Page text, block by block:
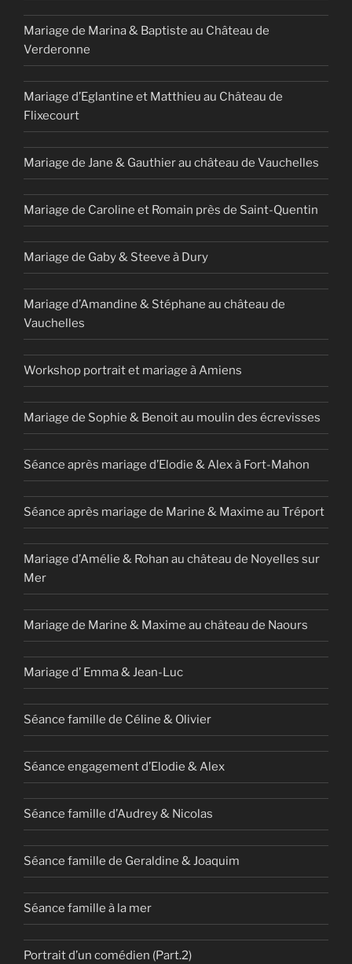
Mariage de Marina & Baptiste au Château de
Verderonne
Mariage d’Eglantine et Matthieu au Château de
Flixecourt
Mariage de Jane & Gauthier au château de Vauchelles
Mariage de Caroline et Romain près de Saint-Quentin
Mariage de Gaby & Steeve à Dury
Mariage d’Amandine & Stéphane au château de
Vauchelles
Workshop portrait et mariage à Amiens
Mariage de Sophie & Benoit au moulin des écrevisses
Séance après mariage d’Elodie & Alex à Fort-Mahon
Séance après mariage de Marine & Maxime au Tréport
Mariage d’Amélie & Rohan au château de Noyelles sur
Mer
Mariage de Marine & Maxime au château de Naours
Mariage d’ Emma & Jean-Luc
Séance famille de Céline & Olivier
Séance engagement d’Elodie & Alex
Séance famille d’Audrey & Nicolas
Séance famille de Geraldine & Joaquim
Séance famille à la mer
Portrait d’un comédien (Part.2)